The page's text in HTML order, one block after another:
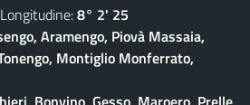
8° 2' 25
Aramengo, Piovà Massaia,
Montiglio Monferrato,